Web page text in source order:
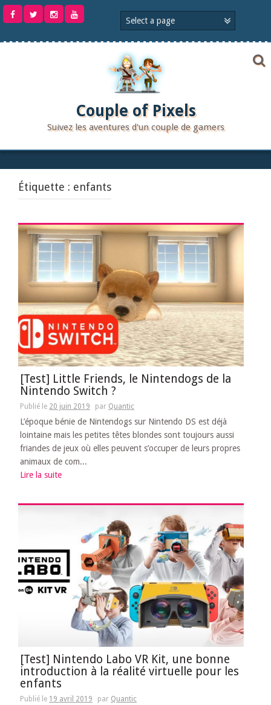
Aller
Couple of Pixels
Suivez les aventures d'un couple de gamers
Étiquette : enfants
[Test] Little Friends, le Nintendogs de la
Nintendo Switch ?
Publié le 20 juin 2019 par Quantic
L’époque bénie de Nintendogs sur Nintendo DS est déjà
lointaine mais les petites têtes blondes sont toujours aussi
friandes de jeux où elles peuvent s’occuper de leurs propres
animaux de com...
Lire la suite
[Test] Nintendo Labo VR Kit, une bonne
introduction à la réalité virtuelle pour les
enfants
Publié le 19 avril 2019 par Quantic